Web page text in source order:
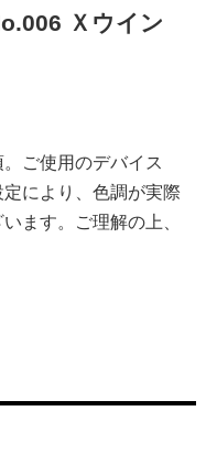
Ｘウイン
ご使用のデバイス
定により、色調が実際
ます。ご理解の上、